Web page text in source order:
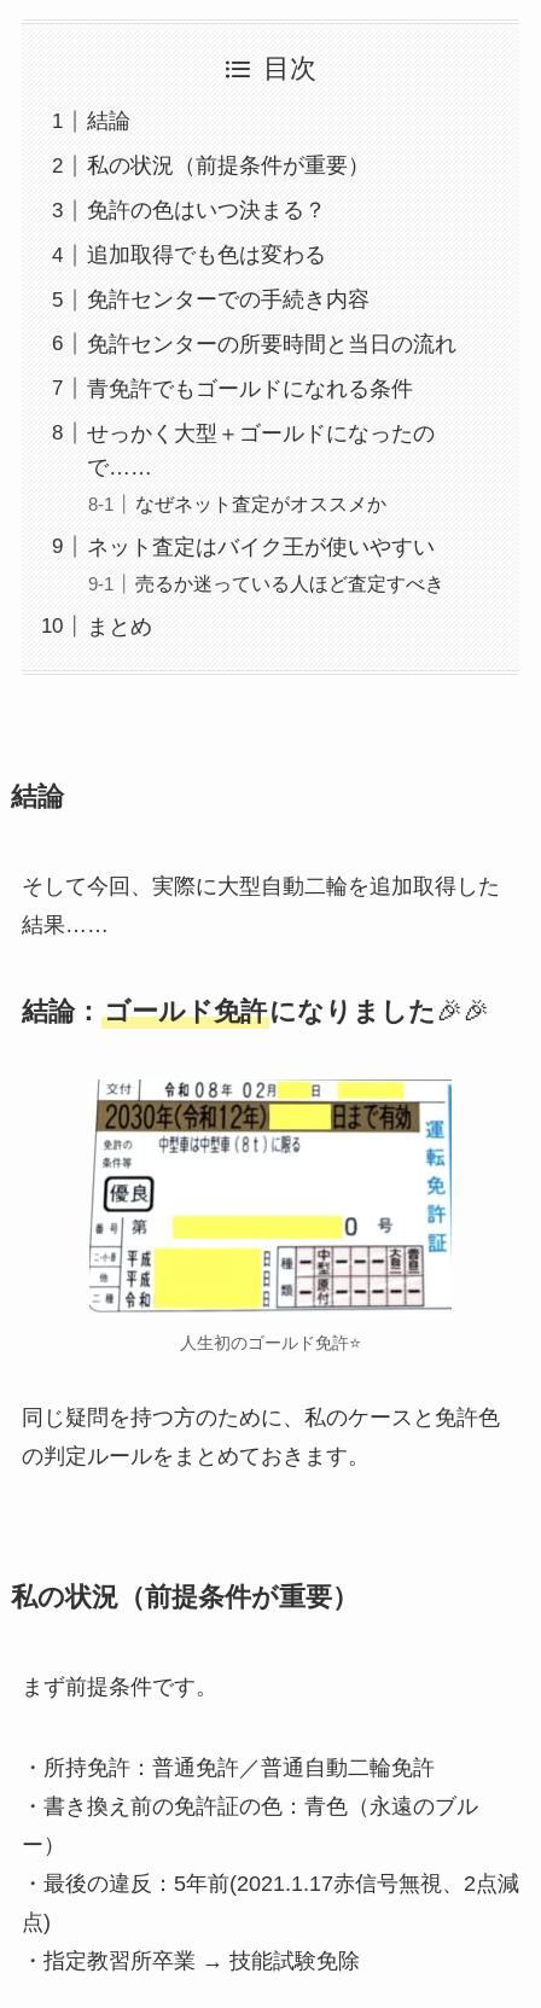
目次
結論
私の状況（前提条件が重要）
免許の色はいつ決まる？
追加取得でも色は変わる
免許センターでの手続き内容
免許センターの所要時間と当日の流れ
青免許でもゴールドになれる条件
せっかく大型＋ゴールドになったの
で……
なぜネット査定がオススメか
ネット査定はバイク王が使いやすい
売るか迷っている人ほど査定すべき
まとめ
結論
そして今回、実際に大型自動二輪を追加取得した
結果……
結論： ゴールド免許になりました 🎉🎉
人生初のゴールド免許⭐️
同じ疑問を持つ方のために、私のケースと免許色
の判定ルールをまとめておきます。
私の状況（前提条件が重要）
まず前提条件です。
・所持免許：普通免許／普通自動二輪免許
・書き換え前の免許証の色：青色（永遠のブル
ー）
・最後の違反：5年前(2021.1.17赤信号無視、2点減
点)
・指定教習所卒業 → 技能試験免除